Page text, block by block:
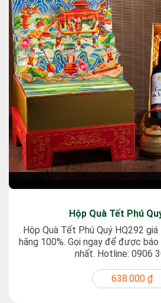
Hộp Quà Tết Phú
Hộp Quà Tết Phú Quý HQ292
hãng 100%. Gọi ngay để được
nhất. Hotline: 0906
638.000 ₫